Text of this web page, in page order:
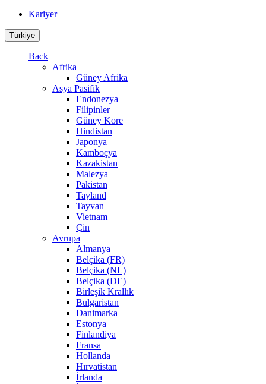
Kariyer
Türkiye
Back
Afrika
Güney Afrika
Asya Pasifik
Endonezya
Filipinler
Güney Kore
Hindistan
Japonya
Kamboçya
Kazakistan
Malezya
Pakistan
Tayland
Tayvan
Vietnam
Çin
Avrupa
Almanya
Belçika (FR)
Belçika (NL)
Belçika (DE)
Birleşik Krallık
Bulgaristan
Danimarka
Estonya
Finlandiya
Fransa
Hollanda
Hırvatistan
İrlanda